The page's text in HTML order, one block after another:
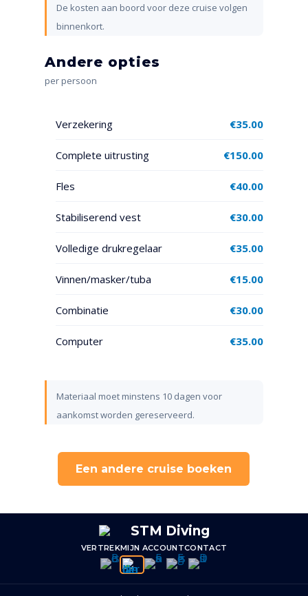
De kosten aan boord voor deze cruise volgen
binnenkort.
Andere opties
per persoon
Verzekering €35.00
Complete uitrusting €150.00
Fles €40.00
Stabiliserend vest €30.00
Volledige drukregelaar €35.00
Vinnen/masker/tuba €15.00
Combinatie €30.00
Computer €35.00
Materiaal moet minstens 10 dagen voor
aankomst worden gereserveerd.
Een andere cruise boeken
VERTREKMIJN ACCOUNTCONTACT